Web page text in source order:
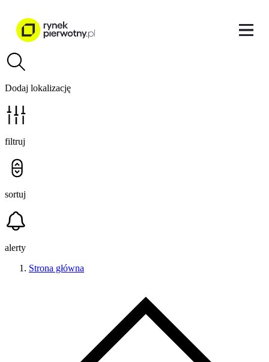
Dodaj lokalizację
filtruj
sortuj
alerty
Strona główna